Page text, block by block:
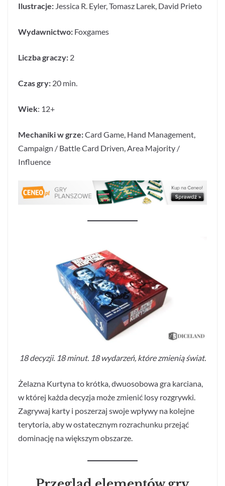
Ilustracje: Jessica R. Eyler, Tomasz Larek, David Prieto
Wydawnictwo: Foxgames
Liczba graczy: 2
Czas gry: 20 min.
Wiek: 12+
Mechaniki w grze:Card Game, Hand Management,
Campaign / Battle Card Driven, Area Majority /
Influence
18 decyzji. 18 minut. 18 wydarzeń, które zmienią świat.
Żelazna Kurtyna to krótka, dwuosobowa gra karciana,
w której każda decyzja może zmienić losy rozgrywki.
Zagrywaj karty i poszerzaj swoje wpływy na kolejne
terytoria, aby w ostatecznym rozrachunku przejąć
dominację na większym obszarze.